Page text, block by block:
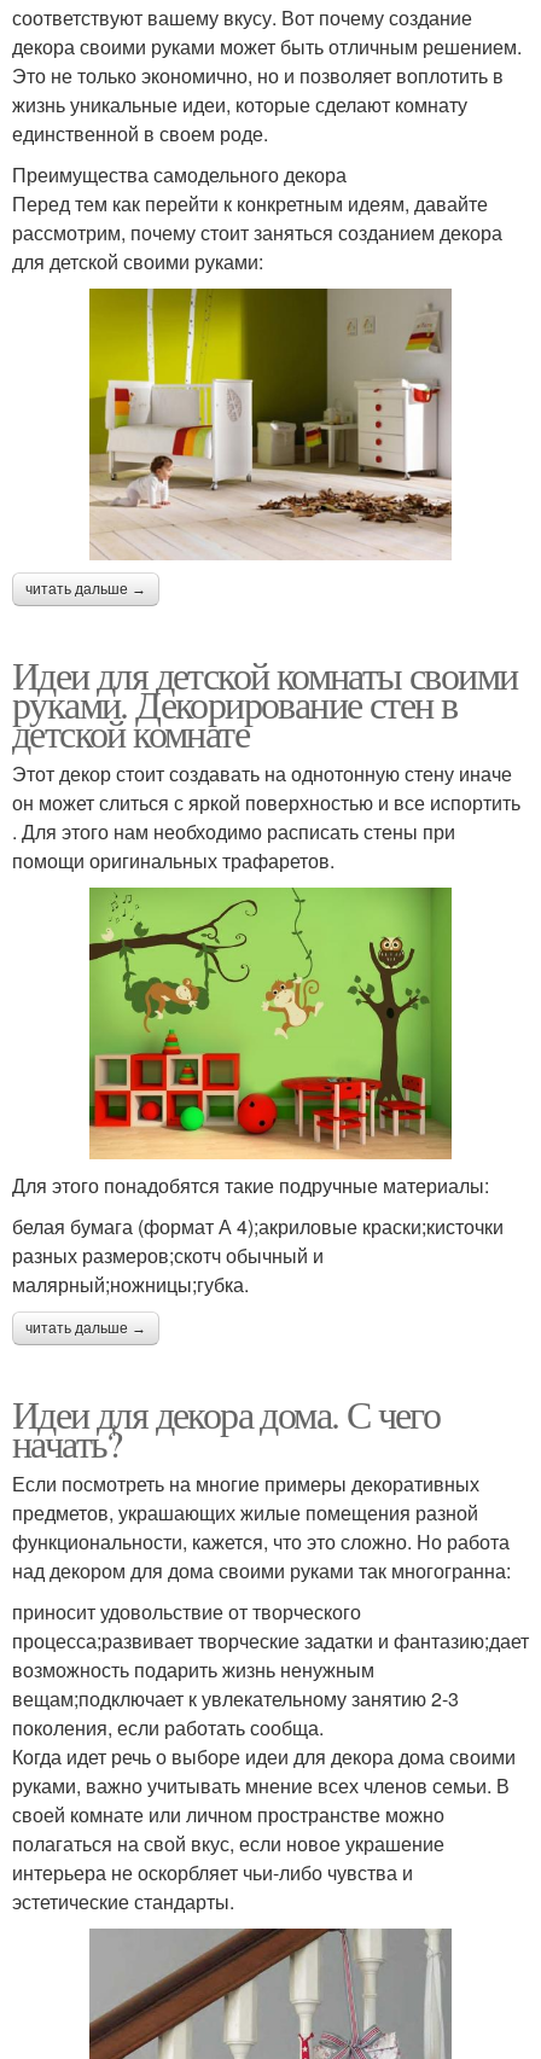
соответствуют вашему вкусу. Вот почему создание
декора своими руками может быть отличным решением.
Это не только экономично, но и позволяет воплотить в
жизнь уникальные идеи, которые сделают комнату
единственной в своем роде.
Преимущества самодельного декора
Перед тем как перейти к конкретным идеям, давайте
рассмотрим, почему стоит заняться созданием декора
для детской своими руками:
читать дальше →
Идеи для детской комнаты своими
руками. Декорирование стен в
детской комнате
Этот декор стоит создавать на однотонную стену иначе
он может слиться с яркой поверхностью и все испортить
. Для этого нам необходимо расписать стены при
помощи оригинальных трафаретов.
Для этого понадобятся такие подручные материалы:
белая бумага (формат А 4);акриловые краски;кисточки
разных размеров;скотч обычный и
малярный;ножницы;губка.
читать дальше →
Идеи для декора дома. С чего
начать?
Если посмотреть на многие примеры декоративных
предметов, украшающих жилые помещения разной
функциональности, кажется, что это сложно. Но работа
над декором для дома своими руками так многогранна:
приносит удовольствие от творческого
процесса;развивает творческие задатки и фантазию;дает
возможность подарить жизнь ненужным
вещам;подключает к увлекательному занятию 2-3
поколения, если работать сообща.
Когда идет речь о выборе идеи для декора дома своими
руками, важно учитывать мнение всех членов семьи. В
своей комнате или личном пространстве можно
полагаться на свой вкус, если новое украшение
интерьера не оскорбляет чьи-либо чувства и
эстетические стандарты.